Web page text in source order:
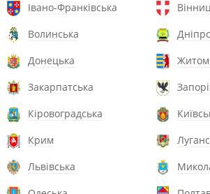
Івано-Франківська
Волинська
Донецька
Закарпатська
Кіровоградська
Крим
Львівська